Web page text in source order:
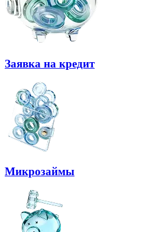
Заявка на кредит
Микрозаймы